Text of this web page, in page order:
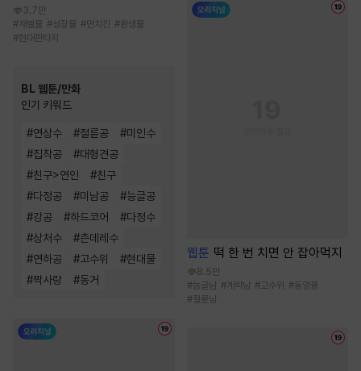
3.7만
# 재벌물 #성장물 #먼치킨 # 환생물
#현대판타지
BL 웹툰/만화
인기 키워드
#연상수 #절륜공 #미인수
#집착공 #대형견공
#친구>연인 #친구
#다정공 #미남공 #능글공
#강공 #하드코어 #다정수
#상처수 #츤데레수
#연하공 #고수위 #현대물
#짝사랑 #동거
웹툰 떡 한 번 치면 안 잡아먹지
8.5만
#능글남 #계략남 #고수위 #동양풍
#절륜남